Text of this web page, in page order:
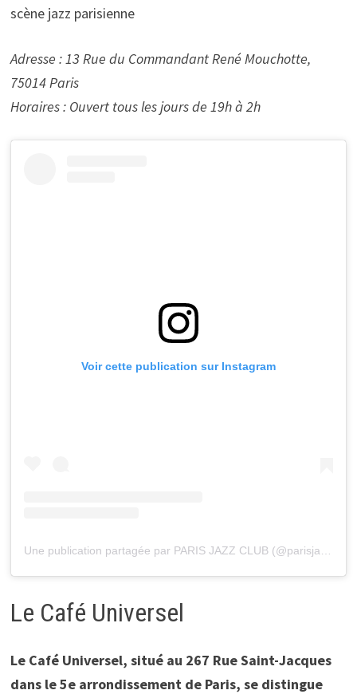
scène jazz parisienne
Adresse : 13 Rue du Commandant René Mouchotte,
75014 Paris
Horaires : Ouvert tous les jours de 19h à 2h
Voir cette publication sur Instagram
Une publication partagée par PARIS JAZZ CLUB (@parisjazzclub)
Le Café Universel
Le Café Universel, situé au 267 Rue Saint-Jacques
dans le 5e arrondissement de Paris, se distingue